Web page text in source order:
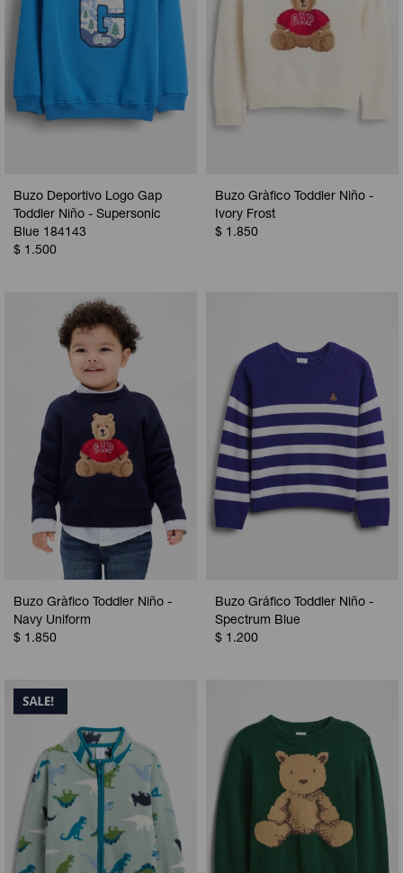
Buzo Deportivo Logo Gap
Toddler Niño - Supersonic
Blue 184143
$ 1.500
Buzo Gràfico Toddler Niño -
Ivory Frost
$ 1.850
Buzo Gràfico Toddler Niño -
Navy Uniform
$ 1.850
Buzo Gráfico Toddler Niño -
Spectrum Blue
$ 1.200